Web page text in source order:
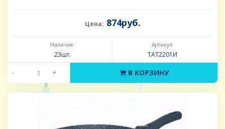
Цена: 874руб.
Наличие:
23шт.
Артикул:
ТАТ2201И
- + В КОРЗИНУ